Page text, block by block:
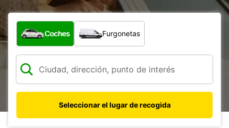
¿Qué tipo de vehículo?
Coches Furgonetas
Seleccionar el lugar de recogida